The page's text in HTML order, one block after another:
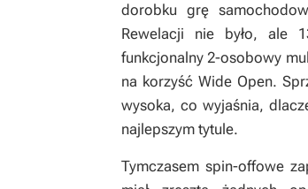
dorobku grę
Rewelacji nie było, ale
funkcjonalny 2-osobowy
na korzyść Wide Open.
wysoka, co wyjaśnia,
najlepszym tytule.
Tymczasem spin-offowe